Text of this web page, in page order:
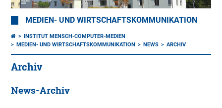
MEDIEN- UND WIRTSCHAFTSKOMMUNIKATION
INSTITUT MENSCH-COMPUTER-MEDIEN
MEDIEN- UND WIRTSCHAFTSKOMMUNIKATION
NEWS ARCHIV
Archiv
News-Archiv